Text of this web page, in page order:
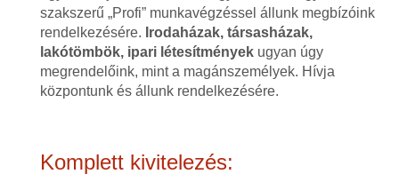
szakszerű „Profi” munkavégzéssel állunk megbízóink
rendelkezésére. Irodaházak, társasházak,
lakótömbök, ipari létesítményekugyan úgy
megrendelőink, mint a magánszemélyek. Hívja
központunk és állunk rendelkezésére.
Komplett kivitelezés: